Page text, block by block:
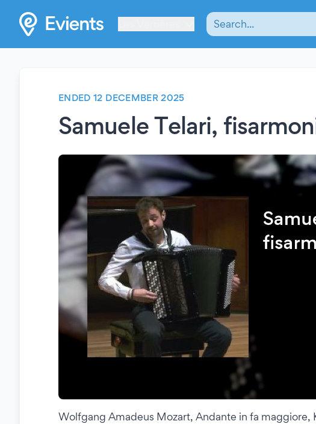
ENDED 12 DECEMBER 2025
Samuele Telari,
Wolfgang Amadeus Mozart, Andante in fa maggiore,